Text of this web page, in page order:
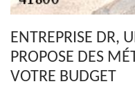
ENTREPRISE DR,
PROPOSE DES
VOTRE BUDGET